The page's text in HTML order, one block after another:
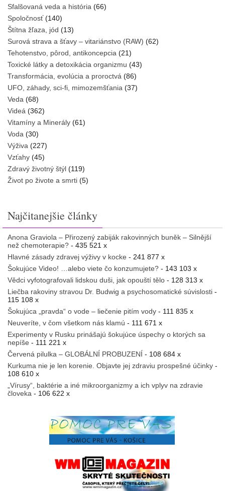
Sfalšovaná veda a história (66)
Spoločnosť(140)
Štítna žľaza, jód (13)
Surová strava a šťavy – vitariánstvo (RAW) (62)
Tehotenstvo, pôrod, antikoncepcia (21)
Toxické látky a detoxikácia organizmu (43)
Transformácia, evolúcia a proroctvá (86)
UFO, záhady, sci-fi, mimozemšťania (37)
Veda (68)
Videá (362)
Vitamíny a Minerály (61)
Voda (30)
Výživa (227)
Vzťahy (45)
Zdravý životný štýl (119)
Život po živote a smrti (5)
Najčitanejšie články
Anona Graviola – Přirozený zabiják rakovinných buněk – Silnější
než chemoterapie? - 435 521 x
Hlavné zásady zdravej výživy v kocke - 241 877 x
Šokujúce Video! …alebo viete čo konzumujete? - 143 103 x
Vědci vyfotografovali lidskou duši, jak opouští tělo - 128 313 x
Liečba rakoviny stravou Dr. Budwig a psychosomatické súvislosti -
115 108 x
Šokujúca „pravda“ o vode – liečenie pitím vody - 111 835 x
Neuveríte, v čom všetkom nás klamú - 111 671 x
Experimenty v Rusku prinášajú šokujúce úspechy o ktorých sa
nepíše - 111 221 x
Červená pilulka – GLOBÁLNÍ PROBUZENÍ - 108 684 x
Kurkuma nie je len korenie. Objavte jej zdraviu prospešné účinky -
108 610 x
„Vírusy“, baktérie a iné mikroorganizmy a ich vplyv na zdravie
človeka - 106 622 x